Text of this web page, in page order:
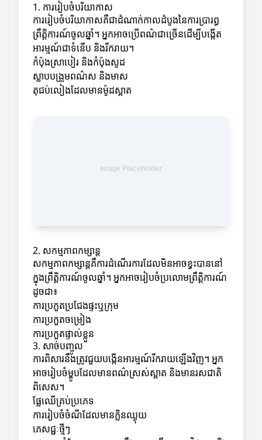
1. ការរៀបចំបរិយាកាស
ការរៀបចំបរិយាកាសគឺជាដំណាក់កាលដំបូងនៃការប្រារព្ធ
ព្រឹត្តិការណ៍ចូលឆ្នាំ។ អ្នកអាចប្រើពណ៌ជាច្រើនដើម្បីបង្កើត
អារម្មណ៍ជាទំនើប និងរីករាយ។
កំប៉ុងស្រាបៀរ និងកំប៉ុងសូដ
ស្លាបបង្រួមពណ៌ស និងមាស
តុជប់លៀងដែលមានម៉ូដស្អាត
2. សកម្មភាពកម្សាន្ត
សកម្មភាពកម្សាន្តគឺការដំណើរការដែលមិនអាចខ្វះបាននៅ
ក្នុងព្រឹត្តិការណ៍ចូលឆ្នាំ។ អ្នកអាចរៀបចំប្រលោមព្រឹត្តិការណ៍
ដូចជា៖
ការប្រកួតប្រជែងផ្ទះឬក្រុម
ការប្រកួតចម្រៀង
ការប្រកួតផ្ទាល់ខ្លួន
3. សាច់បញ្ចូល
ការពិសារនឹងត្រូវជួយបង្កើនអារម្មណ៍រីករាយឡើងវិញ។ អ្នក
អាចរៀបចំម្ហូបដែលមានពណ៌ស្រស់ស្អាត និងមានរសជាតិ
ពិសេស។
ផ្លែឈើគ្រប់ប្រភេទ
ការរៀបចំចំណីដែលមានក្លិនឈ្ងុយ
ភេសជ្ជៈថ្មីៗ